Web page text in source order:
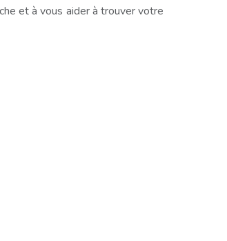
et à vous aider à trouver votre